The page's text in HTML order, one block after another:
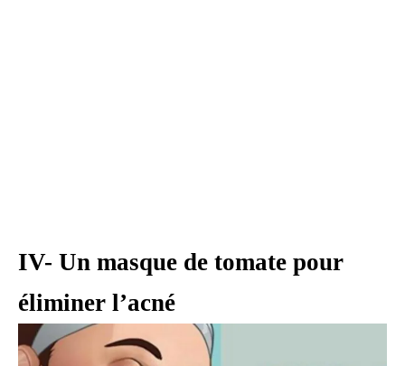
IV- Un masque de tomate pour
éliminer l’acné